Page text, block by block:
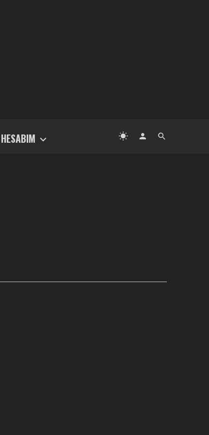
HESABIM